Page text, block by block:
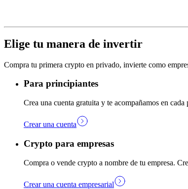
Elige tu manera de invertir
Compra tu primera crypto en privado, invierte como
Para principiantes
Crea una cuenta gratuita y te acompañamos en
Crear una cuenta
Crypto para empresas
Compra o vende crypto a nombre de tu empresa.
Crear una cuenta empresarial